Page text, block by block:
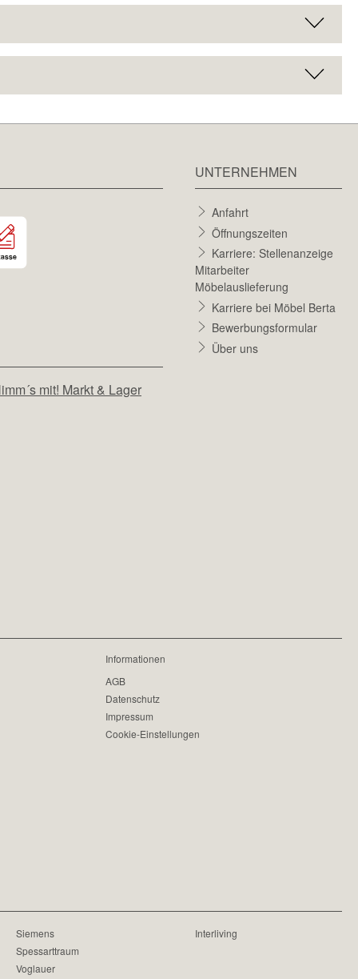
mit! Markt & Lager
UNTERNEHMEN
Anfahrt
Öffnungszeiten
Karriere: Stellenanzeige
Mitarbeiter
Möbelauslieferung
Karriere bei Möbel Berta
Bewerbungsformular
Über uns
Informationen
AGB
Datenschutz
Impressum
Cookie-Einstellungen
Siemens
Spessarttraum
Voglauer
Interliving